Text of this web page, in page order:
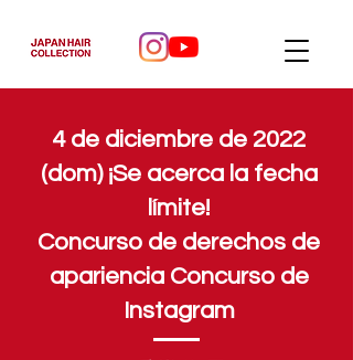
4 de diciembre de 2022
(dom) ¡Se acerca la fecha
límite!
Concurso de derechos de
apariencia Concurso de
Instagram